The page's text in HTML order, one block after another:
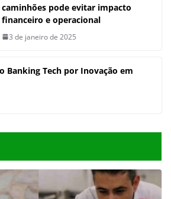
caminhões pode evitar impacto
financeiro e operacional
3 de janeiro de 2025
Banking Tech por Inovação em